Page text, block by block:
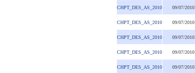
CHPT_DES_AS_2010 09/07/2010
CHPT_DES_AS_2010 09/07/2010
CHPT_DES_AS_2010 09/07/2010
CHPT_DES_AS_2010 09/07/2010
CHPT_DES_AS_2010 09/07/2010